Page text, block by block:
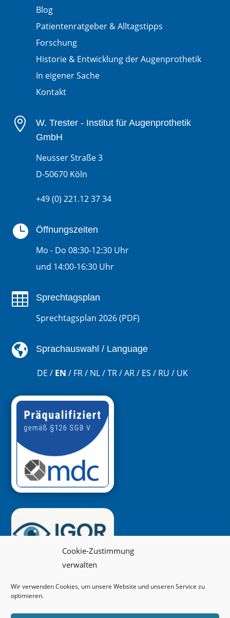
Cookie-Zustimmung
verwalten
Wir verwenden Cookies, um unsere Website und unseren Service zu
optimieren.
Blog
Patientenratgeber & Alltagstipps
Forschung
Historie & Entwicklung der Augenprothetik
In eigener Sache
Kontakt

W. Trester - Institut für Augenprothetik
GmbH
Neusser Straße 3
D-50670 Köln
+49 (0) 221.12 37 34
 Öffnungszeiten
Mo - Do 08:30-12:30 Uhr
und 14:00-16:30 Uhr
 Sprechtagsplan
Sprechtagsplan 2026 (PDF)
 Sprachauswahl / Language
DE / EN / FR/ NL/TR/AR/ ES / RU / UK